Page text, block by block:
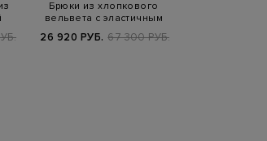
Брюки из хлопкового
вельвета с эластичным
26 920 РУБ. 67 300 РУБ.